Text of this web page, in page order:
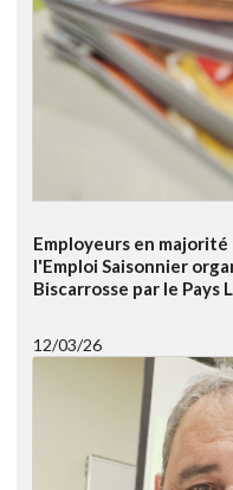
Employeurs en
l'Emploi Saisonnier
Biscarrosse par le
12/03/26